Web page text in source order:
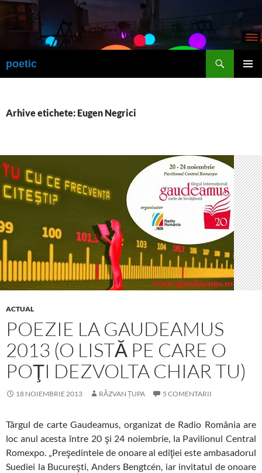
la
poetic
Arhive etichete: Eugen Negrici
ACTUAL
POEZIE LA GAUDEAMUS
2013 (O LISTĂ PE CARE O
POŢI DEZVOLTA CHIAR TU)
18 NOIEMBRIE 2013 RĂZVAN ȚUPA 5 COMENTARII
Târgul de carte Gaudeamus, organizat de Radio România are
loc anul acesta între 20 şi 24 noiembrie, la Pavilionul Central
Romexpo. „Preşedintele de onoare al ediţiei este ambasadorul
Suediei la Bucureşti, Anders Bengtcén, iar invitatul de onoare